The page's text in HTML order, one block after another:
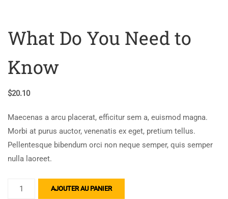
What Do You Need to
Know
$20.10
Maecenas a arcu placerat, efficitur sem a, euismod magna.
Morbi at purus auctor, venenatis ex eget, pretium tellus.
Pellentesque bibendum orci non neque semper, quis semper
nulla laoreet.
AJOUTER AU PANIER